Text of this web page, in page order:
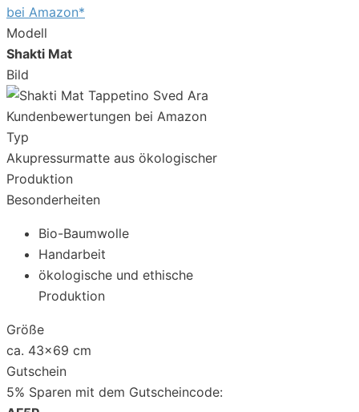
bei Amazon*
Modell
Shakti Mat
Bild
Kundenbewertungen bei Amazon
Typ
Akupressurmatte aus ökologischer
Produktion
Besonderheiten
Bio-Baumwolle
Handarbeit
ökologische und ethische
Produktion
Größe
ca. 43x69 cm
Gutschein
5% Sparen mit dem Gutscheincode: